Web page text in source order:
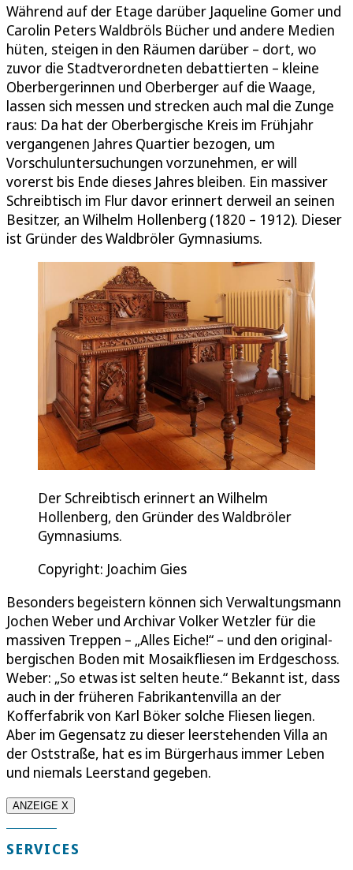
Während auf der Etage darüber Jaqueline Gomer und
Carolin Peters Waldbröls Bücher und andere Medien
hüten, steigen in den Räumen darüber – dort, wo
zuvor die Stadtverordneten debattierten – kleine
Oberbergerinnen und Oberberger auf die Waage,
lassen sich messen und strecken auch mal die Zunge
raus: Da hat der Oberbergische Kreis im Frühjahr
vergangenen Jahres Quartier bezogen, um
Vorschuluntersuchungen vorzunehmen, er will
vorerst bis Ende dieses Jahres bleiben. Ein massiver
Schreibtisch im Flur davor erinnert derweil an seinen
Besitzer, an Wilhelm Hollenberg (1820 – 1912). Dieser
ist Gründer des Waldbröler Gymnasiums.
Der Schreibtisch erinnert an Wilhelm
Hollenberg, den Gründer des Waldbröler
Gymnasiums.
Copyright: Joachim Gies
Besonders begeistern können sich Verwaltungsmann
Jochen Weber und Archivar Volker Wetzler für die
massiven Treppen – „Alles Eiche!“ – und den original-
bergischen Boden mit Mosaikfliesen im Erdgeschoss.
Weber: „So etwas ist selten heute.“ Bekannt ist, dass
auch in der früheren Fabrikantenvilla an der
Kofferfabrik von Karl Böker solche Fliesen liegen.
Aber im Gegensatz zu dieser leerstehenden Villa an
der Oststraße, hat es im Bürgerhaus immer Leben
und niemals Leerstand gegeben.
ANZEIGE X
SERVICES